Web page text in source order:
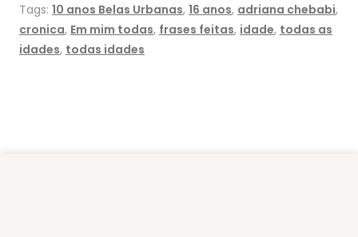
Tags: 10 anos Belas Urbanas, 16 anos, adriana chebabi,
cronica, Em mim todas, frases feitas, idade, todas as
idades, todas idades